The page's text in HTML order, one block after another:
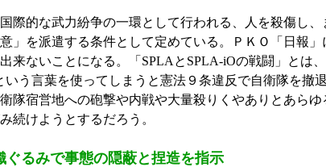
際的な武力紛争の一環として行われる、人を殺傷し
」を派遣する条件として定めている。ＰＫＯ「日報
来ないことになる。「SPLAとSPLA-iOの戦闘」とは
う言葉を使ってしまうと憲法９条違反で自衛隊を撤
隊宿営地への砲撃や内戦や大量殺りくやありとあら
続けようとするだろう。
ぐるみで事態の隠蔽と捏造を指示